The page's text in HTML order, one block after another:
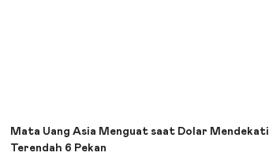
Mata Uang Asia Menguat saat Dolar Mendekati
Terendah 6 Pekan